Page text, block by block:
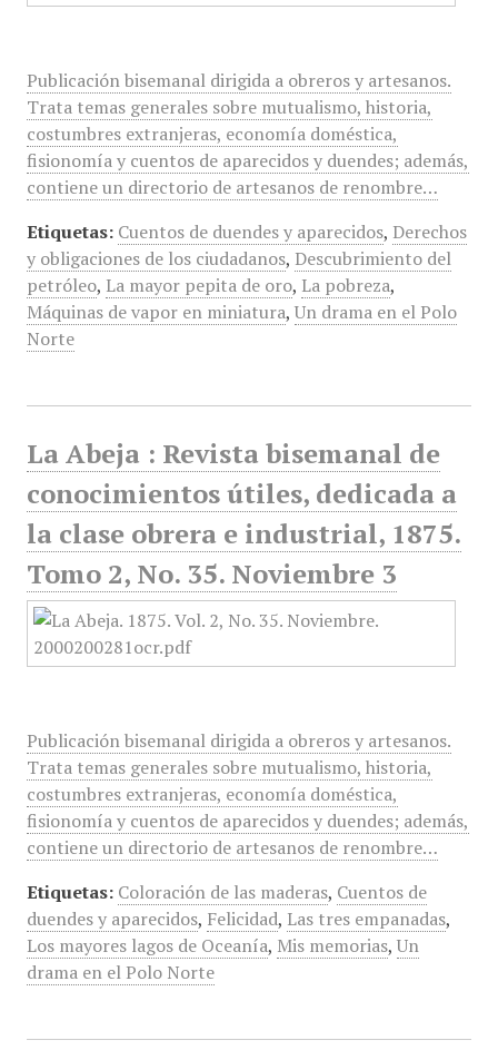
Publicación bisemanal dirigida a obreros y artesanos.
Trata temas generales sobre mutualismo, historia,
costumbres extranjeras, economía doméstica,
fisionomía y cuentos de aparecidos y duendes; además,
contiene un directorio de artesanos de renombre…
Etiquetas: Cuentos de duendes y aparecidos, Derechos
y obligaciones de los ciudadanos, Descubrimiento del
petróleo, La mayor pepita de oro, La pobreza,
Máquinas de vapor en miniatura, Un drama en el Polo
Norte
La Abeja : Revista bisemanal de
conocimientos útiles, dedicada a
la clase obrera e industrial, 1875.
Tomo 2, No. 35. Noviembre 3
Publicación bisemanal dirigida a obreros y artesanos.
Trata temas generales sobre mutualismo, historia,
costumbres extranjeras, economía doméstica,
fisionomía y cuentos de aparecidos y duendes; además,
contiene un directorio de artesanos de renombre…
Etiquetas: Coloración de las maderas, Cuentos de
duendes y aparecidos, Felicidad, Las tres empanadas,
Los mayores lagos de Oceanía, Mis memorias, Un
drama en el Polo Norte